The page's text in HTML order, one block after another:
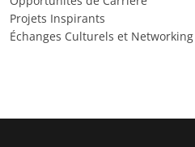
Projets Inspirants
Échanges Culturels et Networking